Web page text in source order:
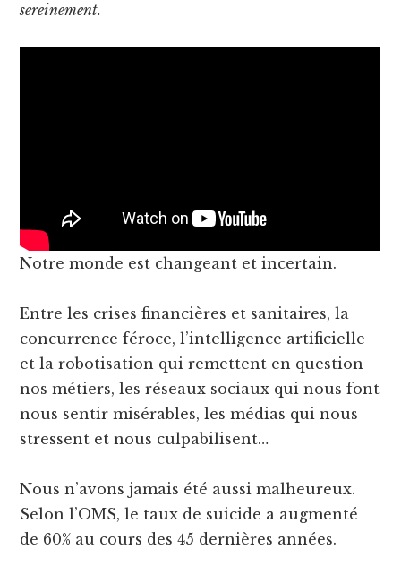
sereinement.
Notre monde est changeant et incertain.
Entre les crises financières et sanitaires, la
concurrence féroce, l’intelligence artificielle
et la robotisation qui remettent en question
nos métiers, les réseaux sociaux qui nous font
nous sentir misérables, les médias qui nous
stressent et nous culpabilisent…
Nous n’avons jamais été aussi malheureux.
Selon l’OMS, le taux de suicide a augmenté
de 60% au cours des 45 dernières années.